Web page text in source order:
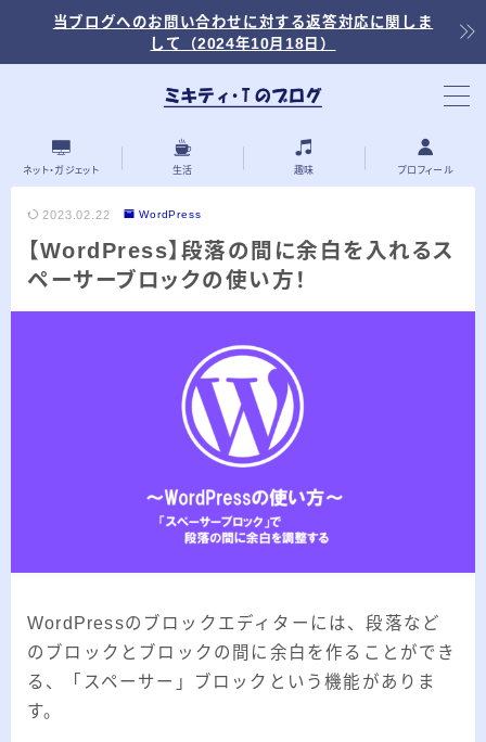
当ブログへのお問い合わせに対する返答対応に関しま
して（2024年10月18日）
最近の投稿
「浅羽ビオトープ」で野鳥観察 ～2026年
「秋ヶ瀬公園」春の野鳥観察 ～2026年3
「見沼自然公園」で野鳥観察 ～2026年3
月～
2026年の「川島町の白鳥」初撮り
ネット・ガジェット 生活 趣味 プロフィール
2023.02.22 WordPress
【WordPress】段落の間に余白を入れるス
ペーサーブロックの使い方！
WordPressのブロックエディターには、段落など
のブロックとブロックの間に余白を作ることができ
る、「スペーサー」ブロックという機能がありま
す。